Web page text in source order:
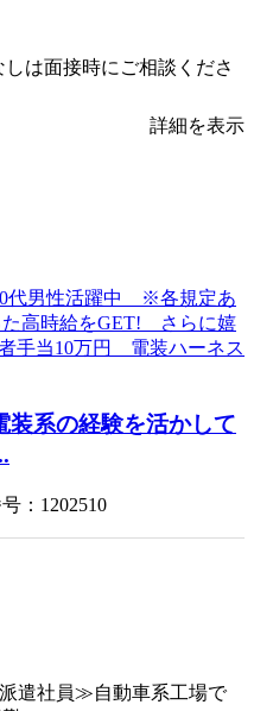
は面接時にご相談くださ
詳細を表示
装系の経験を活かして
：1202510
遣社員≫自動車系工場で